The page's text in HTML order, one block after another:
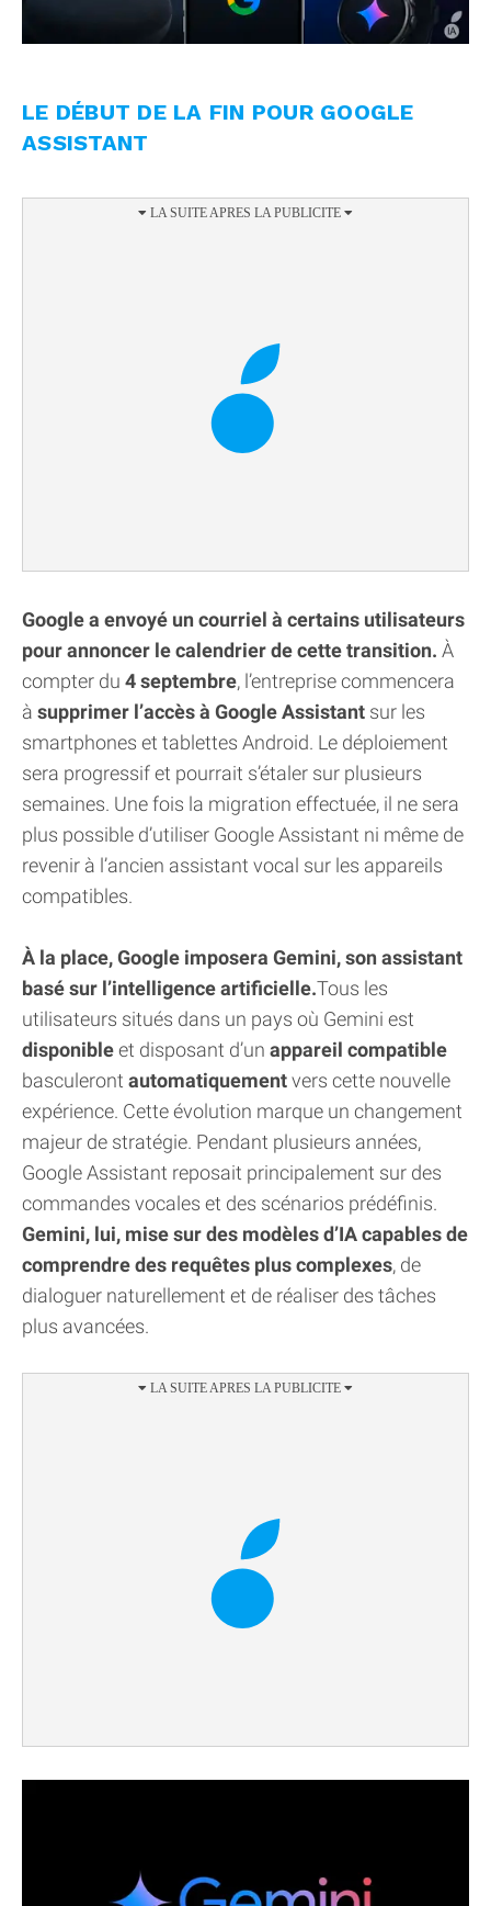
LE DÉBUT DE LA FIN POUR GOOGLE
ASSISTANT
Google a envoyé un courriel à certains utilisateurs
pour annoncer le calendrier de cette transition. À
compter du 4 septembre, l’entreprise commencera
à supprimer l’accès à Google Assistant sur les
smartphones et tablettes Android. Le déploiement
sera progressif et pourrait s’étaler sur plusieurs
semaines. Une fois la migration effectuée, il ne sera
plus possible d’utiliser Google Assistant ni même de
revenir à l’ancien assistant vocal sur les appareils
compatibles.
À la place, Google imposera Gemini, son assistant
basé sur l’intelligence artificielle.Tous les
utilisateurs situés dans un pays où Gemini est
disponibleet disposant d’un appareil compatible
basculeront automatiquementvers cette nouvelle
expérience. Cette évolution marque un changement
majeur de stratégie. Pendant plusieurs années,
Google Assistant reposait principalement sur des
commandes vocales et des scénarios prédéfinis.
Gemini, lui, mise sur des modèles d’IA capables de
comprendre des requêtes plus complexes, de
dialoguer naturellement et de réaliser des tâches
plus avancées.